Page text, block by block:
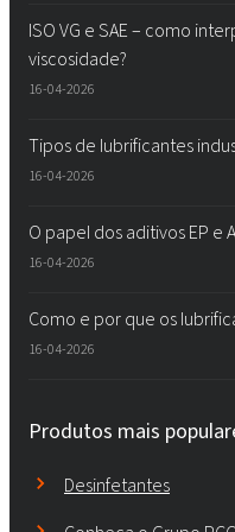
ISO VG e SAE – como
viscosidade?
16-04-2026
Tipos de lubrificantes
16-04-2026
O papel dos aditivos EP e
16-04-2026
Como e por que os
16-04-2026
Produtos mais
Desinfetantes